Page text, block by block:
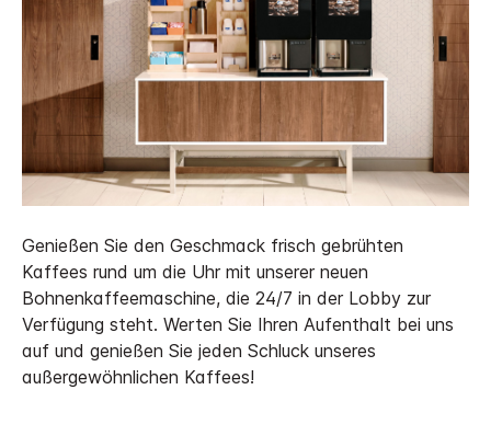
Genießen Sie den Geschmack frisch gebrühten
Kaffees rund um die Uhr mit unserer neuen
Bohnenkaffeemaschine, die 24/7 in der Lobby zur
Verfügung steht. Werten Sie Ihren Aufenthalt bei uns
auf und genießen Sie jeden Schluck unseres
außergewöhnlichen Kaffees!